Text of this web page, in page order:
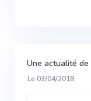
Une actualité de
Le 03/04/2018